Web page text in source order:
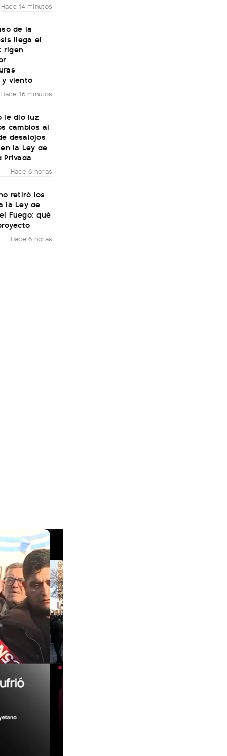
Hace 14 minutos
de la
llega el
rigen
viento
Hace 16 minutos
le dio luz
cambios al
desalojos
la Ley de
Privada
Hace 6 horas
retiró los
la Ley de
Fuego: qué
Hace 6 horas